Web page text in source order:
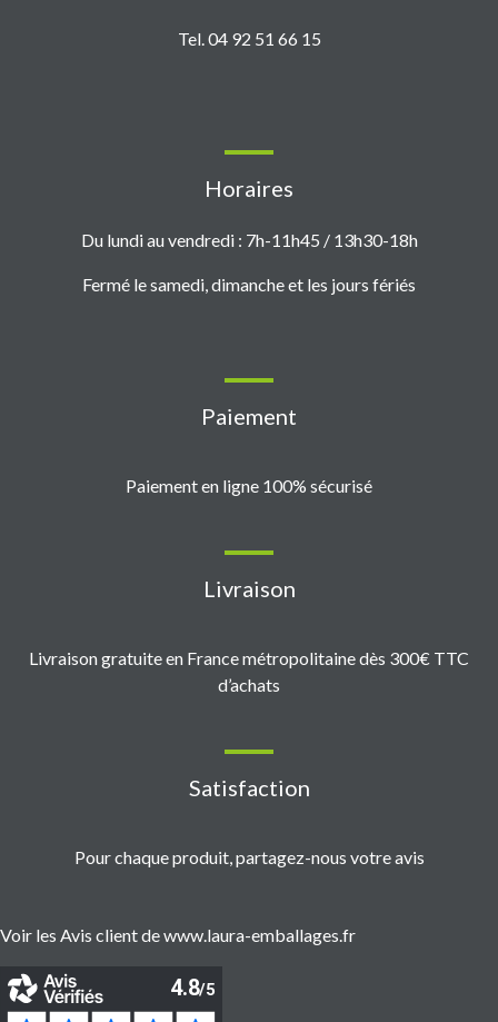
Tel. 04 92 51 66 15
Horaires
Du lundi au vendredi : 7h-11h45 / 13h30-18h
Fermé le samedi, dimanche et les jours fériés
Paiement
Paiement en ligne 100% sécurisé
Livraison
Livraison gratuite en France métropolitaine dès 300€ TTC
d’achats
Satisfaction
Pour chaque produit, partagez-nous votre avis
Voir les Avis client de www.laura-emballages.fr